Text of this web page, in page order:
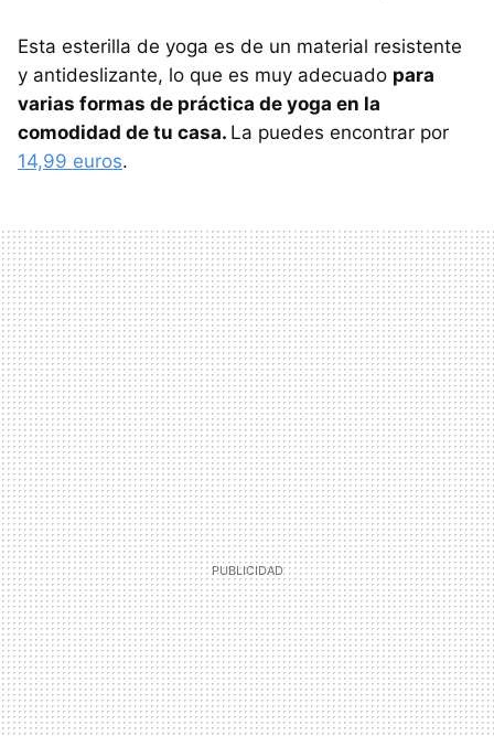
Esta esterilla de yoga es de un material resistente
y antideslizante, lo que es muy adecuado para
varias formas de práctica de yoga en la
comodidad de tu casa. La puedes encontrar por
14,99 euros.